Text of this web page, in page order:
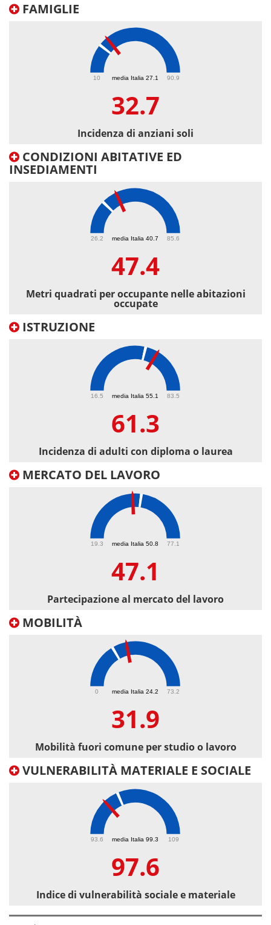
FAMIGLIE
media Italia 27.1
10 90.9
32.7
Incidenza di anziani soli
CONDIZIONI ABITATIVE ED
INSEDIAMENTI
media Italia 40.7
26.2 85.6
47.4
Metri quadrati per occupante nelle abitazioni
occupate
ISTRUZIONE
media Italia 55.1
16.5 83.5
61.3
Incidenza di adulti con diploma o laurea
MERCATO DEL LAVORO
media Italia 50.8
19.3 77.1
47.1
Partecipazione al mercato del lavoro
MOBILITÀ
media Italia 24.2
0 73.2
31.9
Mobilità fuori comune per studio o lavoro
VULNERABILITÀ MATERIALE E SOCIALE
media Italia 99.3
93.6 109
97.6
Indice di vulnerabilità sociale e materiale